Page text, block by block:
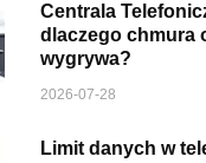
Centrala
dlaczego chmura
wygrywa?
2026-07-28
Limit danych w